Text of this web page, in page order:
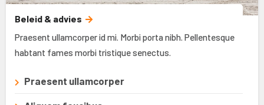
Beleid & advies
Praesent ullamcorper id mi. Morbi porta nibh. Pellentesque
habtant fames morbi tristique senectus.
Praesent ullamcorper